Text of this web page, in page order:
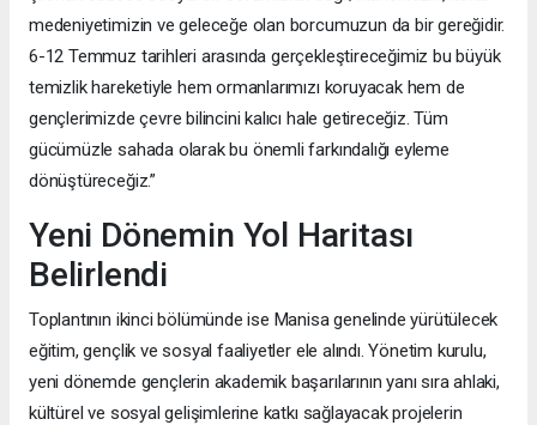
medeniyetimizin ve geleceğe olan borcumuzun da bir gereğidir.
6-12 Temmuz tarihleri arasında gerçekleştireceğimiz bu büyük
temizlik hareketiyle hem ormanlarımızı koruyacak hem de
gençlerimizde çevre bilincini kalıcı hale getireceğiz. Tüm
gücümüzle sahada olarak bu önemli farkındalığı eyleme
dönüştüreceğiz.”
Yeni Dönemin Yol Haritası
Belirlendi
Toplantının ikinci bölümünde ise Manisa genelinde yürütülecek
eğitim, gençlik ve sosyal faaliyetler ele alındı. Yönetim kurulu,
yeni dönemde gençlerin akademik başarılarının yanı sıra ahlaki,
kültürel ve sosyal gelişimlerine katkı sağlayacak projelerin